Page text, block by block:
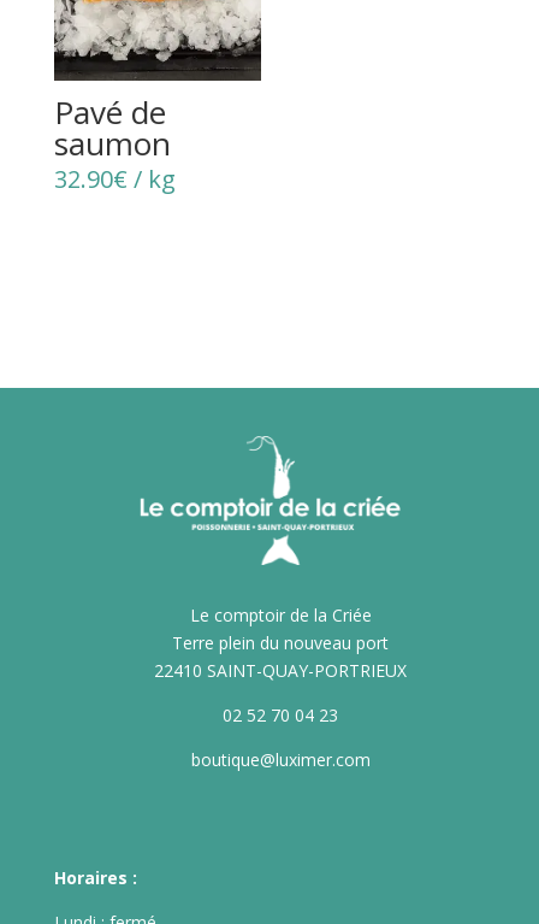
Pavé de
saumon
32.90€ / kg
Le comptoir de la Criée
Terre plein du nouveau port
22410 SAINT-QUAY-PORTRIEUX
02 52 70 04 23
boutique@luximer.com
Horaires :